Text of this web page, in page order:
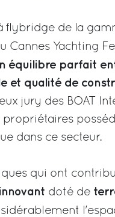
flybridge de la
Cannes Yachting
équilibre parfait
et qualité de
jury des BOAT
dans ce secteur.
qui ont
doté de